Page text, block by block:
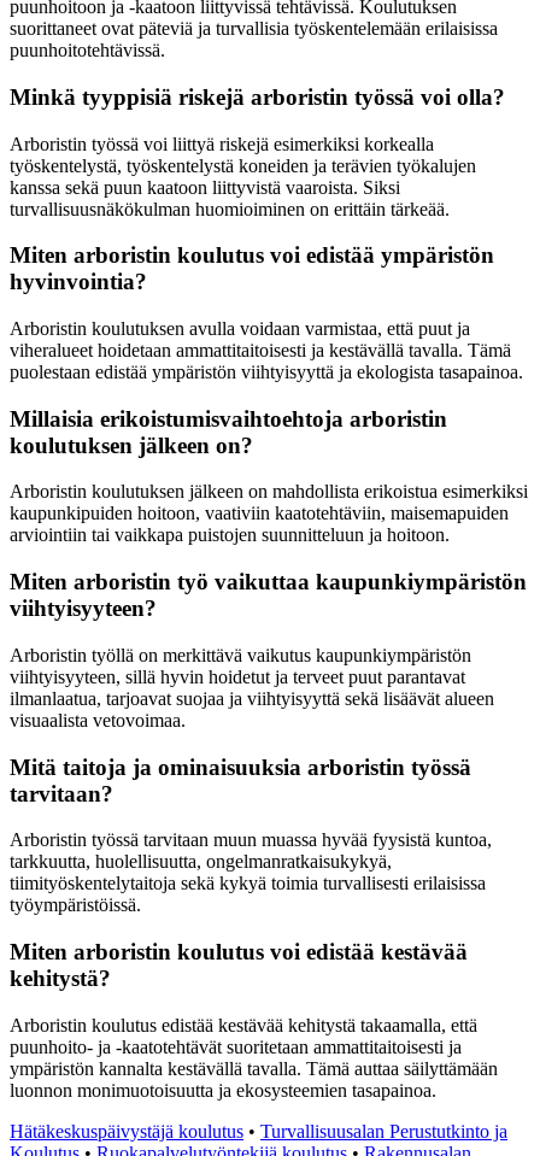
puunhoitoon ja -kaatoon liittyvissä tehtävissä. Koulutuksen
suorittaneet ovat päteviä ja turvallisia työskentelemään erilaisissa
puunhoitotehtävissä.
Minkä tyyppisiä riskejä arboristin työssä voi olla?
Arboristin työssä voi liittyä riskejä esimerkiksi korkealla
työskentelystä, työskentelystä koneiden ja terävien työkalujen
kanssa sekä puun kaatoon liittyvistä vaaroista. Siksi
turvallisuusnäkökulman huomioiminen on erittäin tärkeää.
Miten arboristin koulutus voi edistää ympäristön
hyvinvointia?
Arboristin koulutuksen avulla voidaan varmistaa, että puut ja
viheralueet hoidetaan ammattitaitoisesti ja kestävällä tavalla. Tämä
puolestaan edistää ympäristön viihtyisyyttä ja ekologista tasapainoa.
Millaisia erikoistumisvaihtoehtoja arboristin
koulutuksen jälkeen on?
Arboristin koulutuksen jälkeen on mahdollista erikoistua esimerkiksi
kaupunkipuiden hoitoon, vaativiin kaatotehtäviin, maisemapuiden
arviointiin tai vaikkapa puistojen suunnitteluun ja hoitoon.
Miten arboristin työ vaikuttaa kaupunkiympäristön
viihtyisyyteen?
Arboristin työllä on merkittävä vaikutus kaupunkiympäristön
viihtyisyyteen, sillä hyvin hoidetut ja terveet puut parantavat
ilmanlaatua, tarjoavat suojaa ja viihtyisyyttä sekä lisäävät alueen
visuaalista vetovoimaa.
Mitä taitoja ja ominaisuuksia arboristin työssä
tarvitaan?
Arboristin työssä tarvitaan muun muassa hyvää fyysistä kuntoa,
tarkkuutta, huolellisuutta, ongelmanratkaisukykyä,
tiimityöskentelytaitoja sekä kykyä toimia turvallisesti erilaisissa
työympäristöissä.
Miten arboristin koulutus voi edistää kestävää
kehitystä?
Arboristin koulutus edistää kestävää kehitystä takaamalla, että
puunhoito- ja -kaatotehtävät suoritetaan ammattitaitoisesti ja
ympäristön kannalta kestävällä tavalla. Tämä auttaa säilyttämään
luonnon monimuotoisuutta ja ekosysteemien tasapainoa.
Hätäkeskuspäivystäjä koulutus • Turvallisuusalan Perustutkinto ja